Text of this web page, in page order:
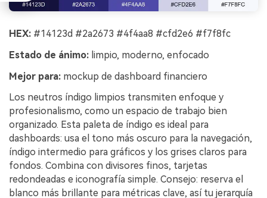
HEX: #14123d #2a2673 #4f4aa8 #cfd2e6 #f7f8fc
Estado de ánimo: limpio, moderno, enfocado
Mejor para: mockup de dashboard financiero
Los neutros índigo limpios transmiten enfoque y
profesionalismo, como un espacio de trabajo bien
organizado. Esta paleta de índigo es ideal para
dashboards: usa el tono más oscuro para la navegación,
índigo intermedio para gráficos y los grises claros para
fondos. Combina con divisores finos, tarjetas
redondeadas e iconografía simple. Consejo: reserva el
blanco más brillante para métricas clave, así tu jerarquía